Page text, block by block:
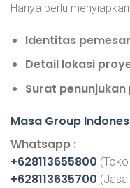
Hanya perlu menyiapkan:
Identitas
Detail lokasi
Surat
Masa Group
Whatsapp :
+628113655800
+628113635700 (Jasa